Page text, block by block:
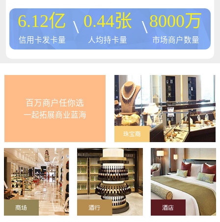
6.12亿
信用卡发卡量
0.44张
人均持卡量
8000万
市场商户数量
百万商户任你选
一起拓展商业蓝海